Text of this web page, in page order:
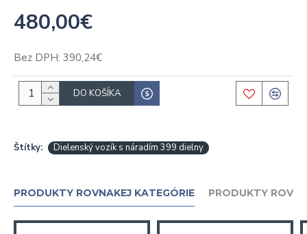
480,00€
Bez DPH: 390,24€
DO KOŠÍKA
Štítky: Dielenský vozík s náradím 399 dielny
PRODUKTY ROVNAKEJ KATEGÓRIE PRODUKTY